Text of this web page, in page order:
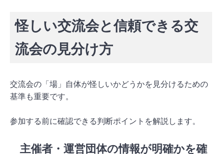
怪しい交流会と信頼できる交
流会の見分け方
交流会の「場」自体が怪しいかどうかを見分けるための
基準も重要です。
参加する前に確認できる判断ポイントを解説します。
主催者・運営団体の情報が明確かを確